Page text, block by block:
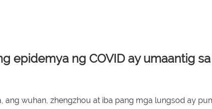
epidemya ng COVID ay umaantig
wuhan, zhengzhou at iba pang mga lungsod ay